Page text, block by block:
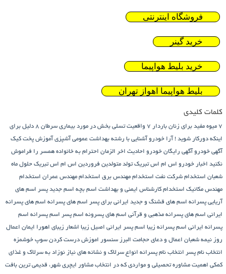
فروشگاه اینترنتی
خرید گینر
خرید بلیط هواپیما
بلیط هواپیما اهواز تهران
کلمات کلیدی
7 میوه مفید برای زنان باردار 7 واقعیت تسلی بخش در مورد بیماری سرطان
8 دلیل برای
اینکه دورکار شوید ! آرا خودرو آشنایی با رشته بهداشت عمومی آشپزی آموزش پخت کیک
آگهی خودرو آگهی رایگان خودرو احادیث اخر الزمان احترام به خانواده همسر را فراموش
نکنید اخبار خودرو اس ام اس تبریک تولد متولدین فروردین اس ام اس تبریک حلول ماه
شعبان استخدام شرکت نفت استخدام مهندس برق استخدام مهندس عمران استخدام
مهندس مکانیک استخدام کارشناس ایمنی و بهداشت اسم بچه اسم جدید پسر اسم های
آریایی پسرانه اسم های قشنگ و جدید ایرانی برای پسر اسم های پسرانه اسم های پسرانه
ایرانی اسم های پسرانه مذهبی و قرآنی اسم های پسرونه اسم پسر اسم پسرانه اسم
پسرانه ایرانی اسم پسرانه زیبا اسم پسر ایرانی اصیل زیبا اشعار زیبای اهورا ایمان اعمال
روز نیمه شعبان اعمال و دعای حجامت البرز سنسور اموزش درست کردن سوپ خوشمزه
انتخاب نام پسر انتخاب نام پسرانه انواع سرلاک و نشانه های نیاز نوزاد به سرلاک و غذای
کمکی اهمیت مشاوره تحصیلی و مواردی که در انتخاب مشاور ایچری شهر، قدیمی ترین بافت